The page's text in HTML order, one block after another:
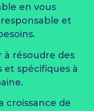
en vous
et
à résoudre des
spécifiques à
croissance de